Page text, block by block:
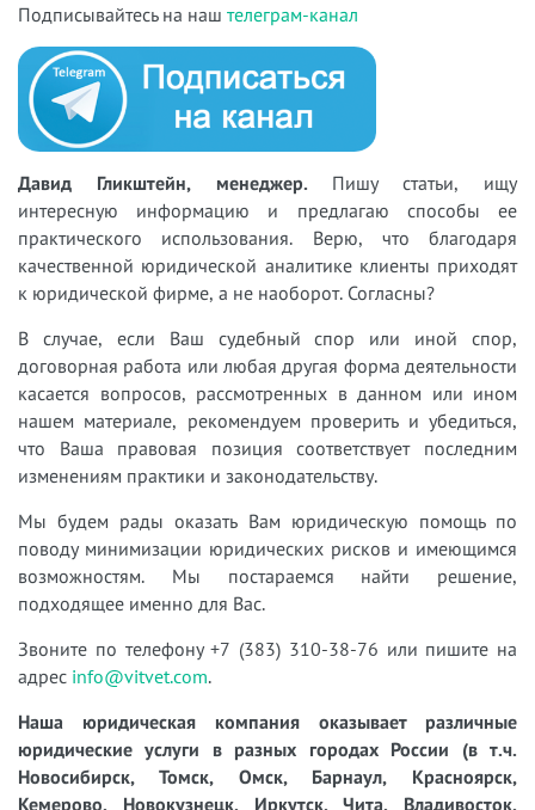
Подписывайтесь на наш телеграм-канал
Давид Гликштейн, менеджер. Пишу статьи, ищу
интересную информацию и предлагаю способы ее
практического использования. Верю, что благодаря
качественной юридической аналитике клиенты приходят
к юридической фирме, а не наоборот. Согласны?
В случае, если Ваш судебный спор или иной спор,
договорная работа или любая другая форма деятельности
касается вопросов, рассмотренных в данном или ином
нашем материале, рекомендуем проверить и убедиться,
что Ваша правовая позиция соответствует последним
изменениям практики и законодательству.
Мы будем рады оказать Вам юридическую помощь по
поводу минимизации юридических рисков и имеющимся
возможностям. Мы постараемся найти решение,
подходящее именно для Вас.
Звоните по телефону +7 (383) 310-38-76 или пишите на
адрес info@vitvet.com.
Наша юридическая компания оказывает различные
юридические услуги в разных городах России (в т.ч.
Новосибирск, Томск, Омск, Барнаул, Красноярск,
Кемерово, Новокузнецк, Иркутск, Чита, Владивосток,